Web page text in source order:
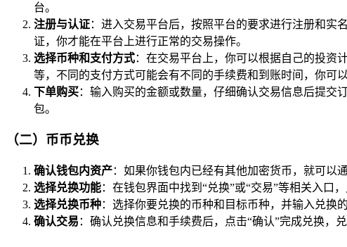
台。
注册与认证：进入交易平台后，按照平台的要求进行注册和实
证，你才能在平台上进行正常的交易操作。
选择币种和支付方式：在交易平台上，你可以根据自己的投资
等，不同的支付方式可能会有不同的手续费和到账时间，你可
下单购买：输入购买的金额或数量，仔细确认交易信息后提交
包。
（二）币币兑换
确认钱包内资产：如果你钱包内已经有其他加密货币，就可以
选择兑换功能：在钱包界面中找到“兑换”或“交易”等相关入口
选择兑换币种：选择你要兑换的币种和目标币种，并输入兑换
确认交易 ：确认兑换信息和手续费后，点击“确认”完成兑换，